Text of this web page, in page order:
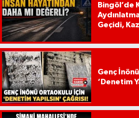
Bingöl’de
Geçidi,
Genç
‘Denetim